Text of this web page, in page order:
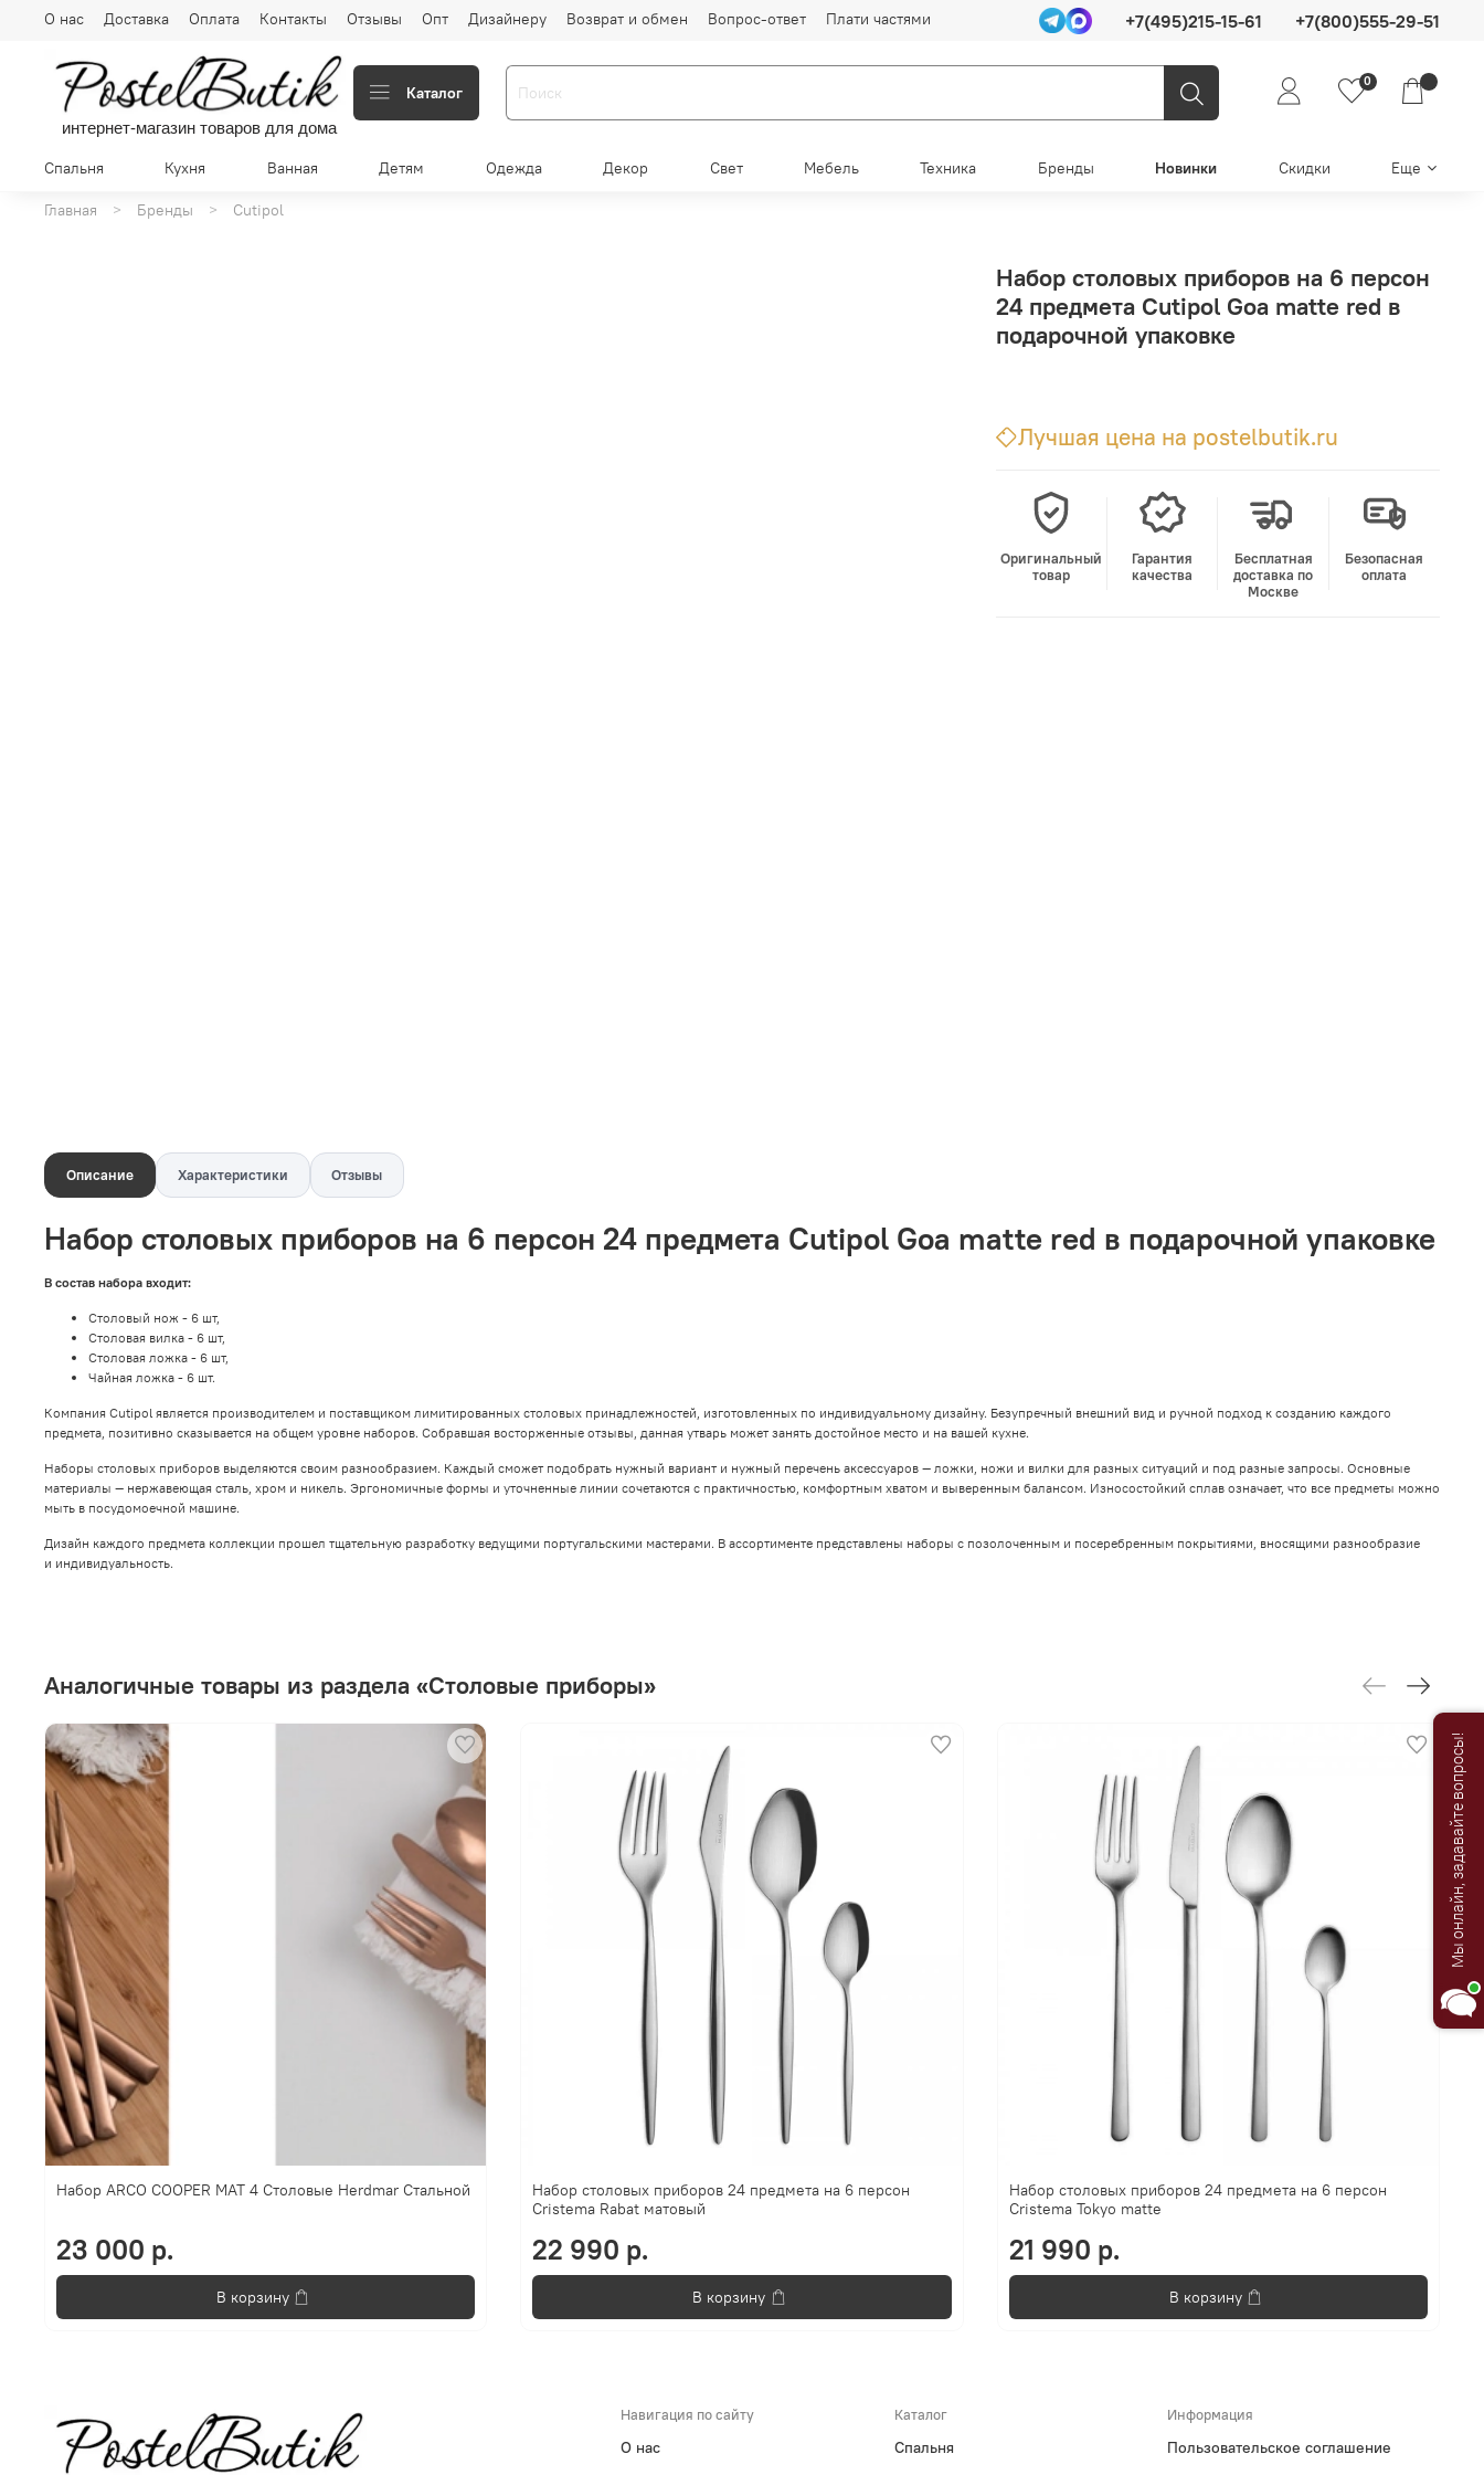
О нас Доставка Оплата Контакты Отзывы Опт Дизайнеру Возврат и обмен Вопрос-ответ Плати частями +7(495)215-15-61 +7(800)555-29-51
интернет-магазин товаров для дома
Каталог
0
Спальня Кухня Ванная Детям Одежда Декор Свет Мебель Техника Бренды Новинки Скидки Еще
Главная Бренды Cutipol
Набор столовых приборов на 6 персон
24 предмета Cutipol Goa matte red в
подарочной упаковке
Лучшая цена на postelbutik.ru
Оригинальный
товар
Гарантия
качества
Бесплатная
доставка по
Москве
Безопасная
оплата
Описание Характеристики Отзывы
Набор столовых приборов на 6 персон 24 предмета Cutipol Goa matte red в подарочной упаковке
В состав набора входит:
Столовый нож - 6 шт,
Столовая вилка - 6 шт,
Столовая ложка - 6 шт,
Чайная ложка - 6 шт.
Компания Cutipol является производителем и поставщиком лимитированных столовых принадлежностей, изготовленных по индивидуальному дизайну. Безупречный внешний вид и ручной подход к созданию каждого
предмета, позитивно сказывается на общем уровне наборов. Собравшая восторженные отзывы, данная утварь может занять достойное место и на вашей кухне.
Наборы столовых приборов выделяются своим разнообразием. Каждый сможет подобрать нужный вариант и нужный перечень аксессуаров — ложки, ножи и вилки для разных ситуаций и под разные запросы. Основные
материалы — нержавеющая сталь, хром и никель. Эргономичные формы и уточненные линии сочетаются с практичностью, комфортным хватом и выверенным балансом. Износостойкий сплав означает, что все предметы можно
мыть в посудомоечной машине.
Дизайн каждого предмета коллекции прошел тщательную разработку ведущими португальскими мастерами. В ассортименте представлены наборы с позолоченным и посеребренным покрытиями, вносящими разнообразие
и индивидуальность.
Аналогичные товары из раздела «Столовые приборы»
Набор ARCO COOPER MAT 4 Столовые Herdmar Стальной
23 000 р.
В корзину
Набор столовых приборов 24 предмета на 6 персон
Cristema Rabat матовый
22 990 р.
В корзину
Набор столовых приборов 24 предмета на 6 персон
Cristema Tokyo matte
21 990 р.
В корзину
Навигация по сайту
О нас
Каталог
Спальня
Информация
Пользовательское соглашение
Мы онлайн, задавайте вопросы!